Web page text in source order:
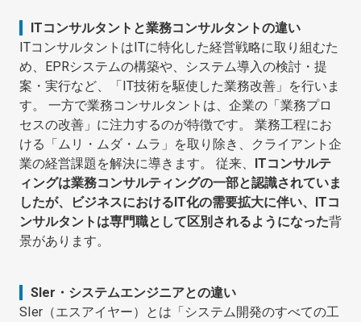
ITコンサルタントと業務コンサルタントの違い
ITコンサルタントはITに特化した経営戦略に取り組むた
め、EPRシステムの構築や、システム導入の検討・提
案・実行など、「IT技術を駆使した業務改善」を行いま
す。 一方で業務コンサルタントは、企業の「業務プロ
セスの改善」に注力するのが特徴です。 業務工程にお
ける「ムリ・ムダ・ムラ」を取り除き、クライアント企
業の経営課題を解決に導きます。 従来、 ITコンサルテ
ィングは業務コンサルティングの一部と認識されていま
したが、ビジネスにおけるIT化の需要拡大に伴い、ITコ
ンサルタントは専門職として区別されるようになった背
景があります。
SIer・システムエンジニアとの違い
SIer（エスアイヤー）とは「システム開発のすべての工